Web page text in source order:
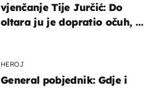
vjenčanje Tije Jurčić: Do
oltara ju je dopratio očuh, a
HEROJ
General pobjednik: Gdje i